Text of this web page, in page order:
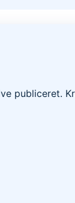
publiceret.